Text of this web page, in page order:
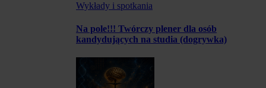
Wykłady i spotkania
Na pole!!! Twórczy plener dla osób
kandydujących na studia (dogrywka)